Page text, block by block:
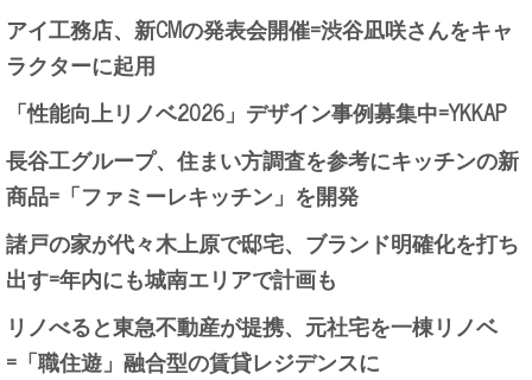
アイ工務店、新CMの発表会開催=渋谷凪咲さんをキャ
ラクターに起用
「性能向上リノベ2026」デザイン事例募集中=YKKAP
長谷工グループ、住まい方調査を参考にキッチンの新
商品=「ファミーレキッチン」を開発
諸戸の家が代々木上原で邸宅、ブランド明確化を打ち
出す=年内にも城南エリアで計画も
リノべると東急不動産が提携、元社宅を一棟リノベ
=「職住遊」融合型の賃貸レジデンスに